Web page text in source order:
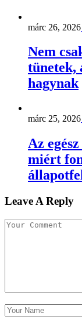
márc 26, 2026
Nem
tünetek,
hagynak
márc 25, 2026
Az
miért
Leave A Reply